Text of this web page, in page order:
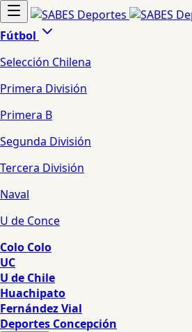
Fútbol
Selección Chilena
Primera División
Primera B
Segunda División
Tercera División
Naval
U de Conce
Colo Colo
UC
U de Chile
Huachipato
Fernández Vial
Deportes Concepción